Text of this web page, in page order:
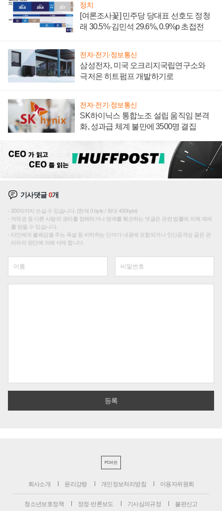
정치
[여론조사꽃] 민주당 당대표 선호도 정청
래 30.5%·김민석 29.6%, 0.9%p 초접전
전자·전기·정보통신
삼성전자, 미국 오크리지국립연구소와
극저온 히트펌프 개발하기로
전자·전기·정보통신
SK하이닉스 통합노조 설립 움직임 본격
화, 성과급 체계 불만에 3500명 결집
기사댓글0개
200자까지 쓰실 수 있습니다. (현재 0 byte / 최대 400byte)
저작권 등 다른 사람의 권리를 침해하거나 명예를 훼손하는 댓글은 관련 법률에 의해 제재
를 받을 수 있습니다.
타인에게 불쾌감을 주는 욕설 등 비하하는 단어가 내용에 포함되거나 인신공격성 글은 관
리자의 판단에 의해 삭제 합니다.
PC버전
회사소개 윤리강령 개인정보처리방침 이용자위원회
청소년보호정책 정정·반론보도 기사심의규정 불편신고